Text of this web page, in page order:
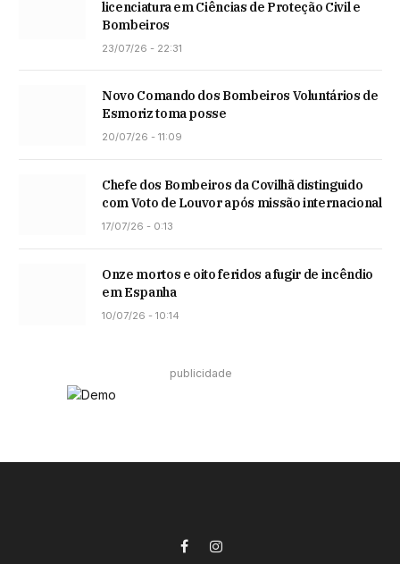
licenciatura em Ciências de Proteção Civil e
Bombeiros
23/07/26 - 22:31
Novo Comando dos Bombeiros Voluntários de
Esmoriz toma posse
20/07/26 - 11:09
Chefe dos Bombeiros da Covilhã distinguido
com Voto de Louvor após missão internacional
17/07/26 - 0:13
Onze mortos e oito feridos a fugir de incêndio
em Espanha
10/07/26 - 10:14
publicidade
FacebookInstagram